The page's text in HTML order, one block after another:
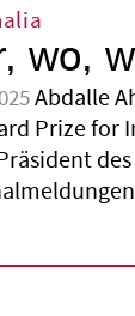
wo,
Abdalle
Prize for